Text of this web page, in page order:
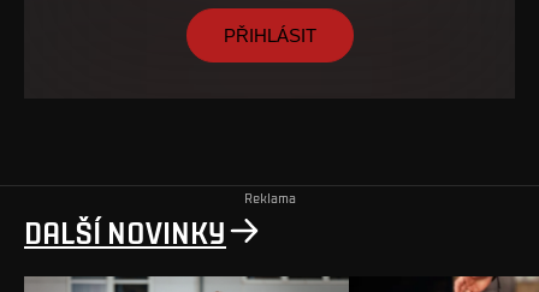
PŘIHLÁSIT
Reklama
DALŠÍ NOVINKY